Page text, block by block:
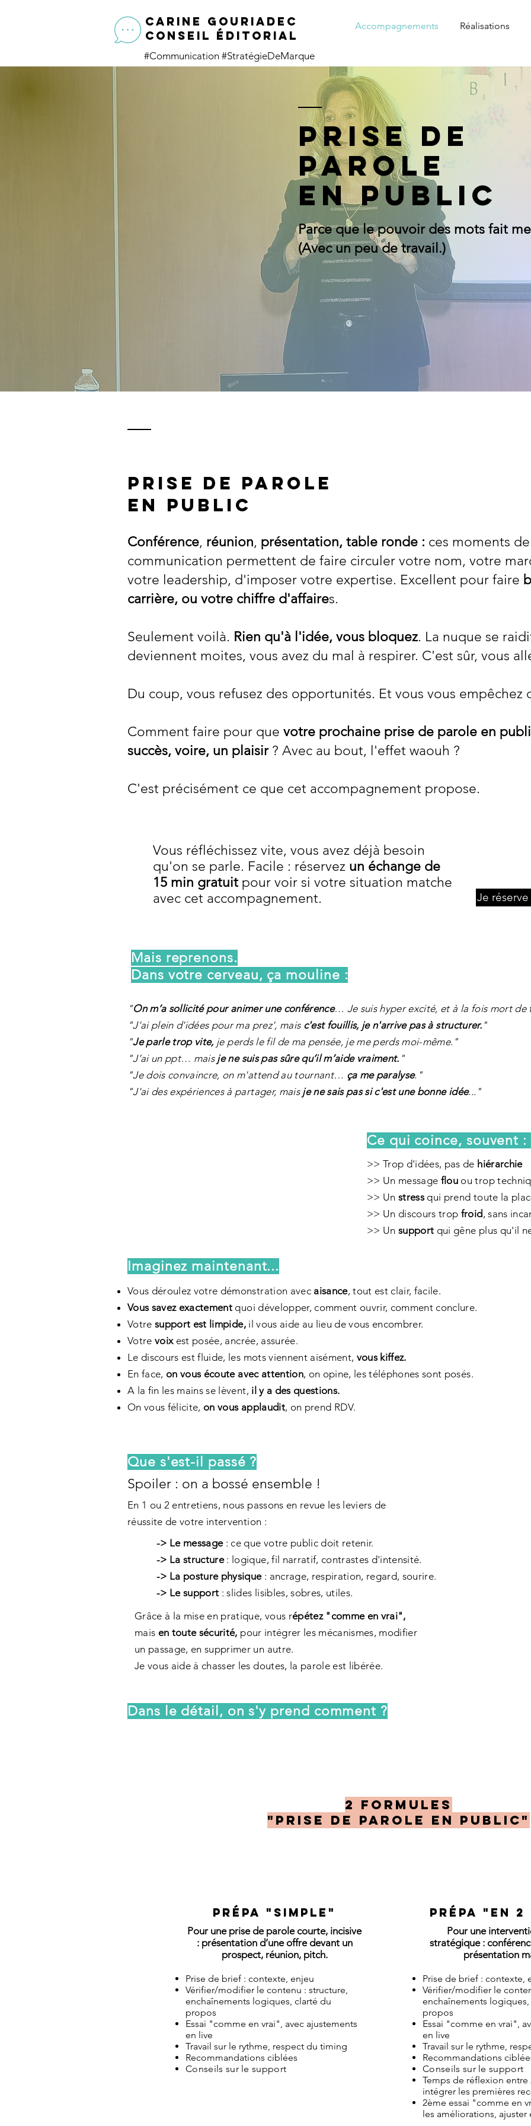
CARINE GOURIADEC
conseil éditorial
Accompagnements Réalisations
#Communication #StratégieDeMarque
prise de
parole
en public
Parce que le pouvoir des mots fait
(Avec un peu de travail.)
prise de parole
en public
Conférence, réunion, présentation, table ronde : ces moments de
communication permettent de faire circuler votre nom, votre
votre leadership, d'imposer votre expertise. Excellent pour faire
carrière, ou votre chiffre d'affaires.
Seulement voilà. Rien qu'à l'idée, vous bloquez. La nuque se
deviennent moites, vous avez du mal à respirer. C'est sûr, vous
Du coup, vous refusez des opportunités. Et vous vous empêchez
Comment faire pour que votre prochaine prise de parole en
succès, voire, un plaisir? Avec au bout, l'effet waouh ?
C'est précisément ce que cet accompagnement propose.
Vous réfléchissez vite, vous avez déjà besoin
qu'on se parle. Facile : réservez un échange de
15 min gratuit pour voir si votre situation matche
avec cet accompagnement.
Je
Mais reprenons.
Dans votre cerveau, ça mouline :
"On m’a sollicité pour animer une conférence… Je suis hyper excité, et à la fois mort de
"J'ai plein d'idées pour ma prez', mais c'est fouillis, je n'arrive pas à structurer."
"Je parle trop vite, je perds le fil de ma pensée, je me perds moi-même."
"J’ai un ppt… mais je ne suis pas sûre qu’il m’aide vraiment. "
"Je dois convaincre, on m'attend au tournant… ça me paralyse."
"J'ai des expériences à partager, mais je ne sais pas si c'est une bonne idée..."
Ce qui coince, souvent :
>> Trop d'idées, pas de hiérarchie
>> Un message flou ou trop
>> Unstress qui prend toute la
>> Un discours trop froid, sans
>> Unsupport qui gêne plus qu'il
Imaginez maintenant...
Vous déroulez votre démonstration avec aisance, tout est clair, facile.
Vous savez exactement quoi développer, comment ouvrir, comment conclure.
Votresupport est limpide, il vous aide au lieu de vous encombrer.
Votrevoix est posée, ancrée, assurée.
Le discours est fluide, les mots viennent aisément, vous kiffez.
En face, on vous écoute avec attention, on opine, les téléphones sont posés.
A la fin les mains se lèvent, il y a des questions.
On vous félicite, on vous applaudit, on prend RDV.
Que s'est-il passé ?
Spoiler : on a bossé ensemble !
En 1 ou 2 entretiens, nous passons en revue les leviers de
réussite de votre intervention :
-> Le message : ce que votre public doit retenir.
-> La structure: logique, fil narratif, contrastes d'intensité.
-> La posture physique: ancrage, respiration, regard, sourire.
-> Le support : slides lisibles, sobres, utiles.
Grâce à la mise en pratique, vous répétez "comme en vrai",
mais en toute sécurité, pour intégrer les mécanismes, modifier
un passage, en supprimer un autre.
Je vous aide à chasser les doutes, la parole est libérée.
Dans le détail, on s'y prend comment ?
2 formules
"prise de parole en public"
Prépa "simple"
Pour une prise de parole courte, incisive
:présentation d’une offre devant un
prospect, réunion, pitch.
Prise de brief : contexte, enjeu
Vérifier/modifier le contenu : structure,
enchaînements logiques, clarté du
propos
Essai "comme en vrai", avec ajustements
en live
Travail sur le rythme, respect du timing
Recommandations ciblées
Conseils sur le support
prépa "en 2
Pour une
stratégique :
présentation
Prise de brief : contexte,
Vérifier/modifier le
enchaînements
propos
Essai "comme en vrai",
en live
Travail sur le rythme,
Recommandations
Conseils sur le support
Temps de réflexion entre
intégrer les premières
2ème essai "comme en
les améliorations, ajuster